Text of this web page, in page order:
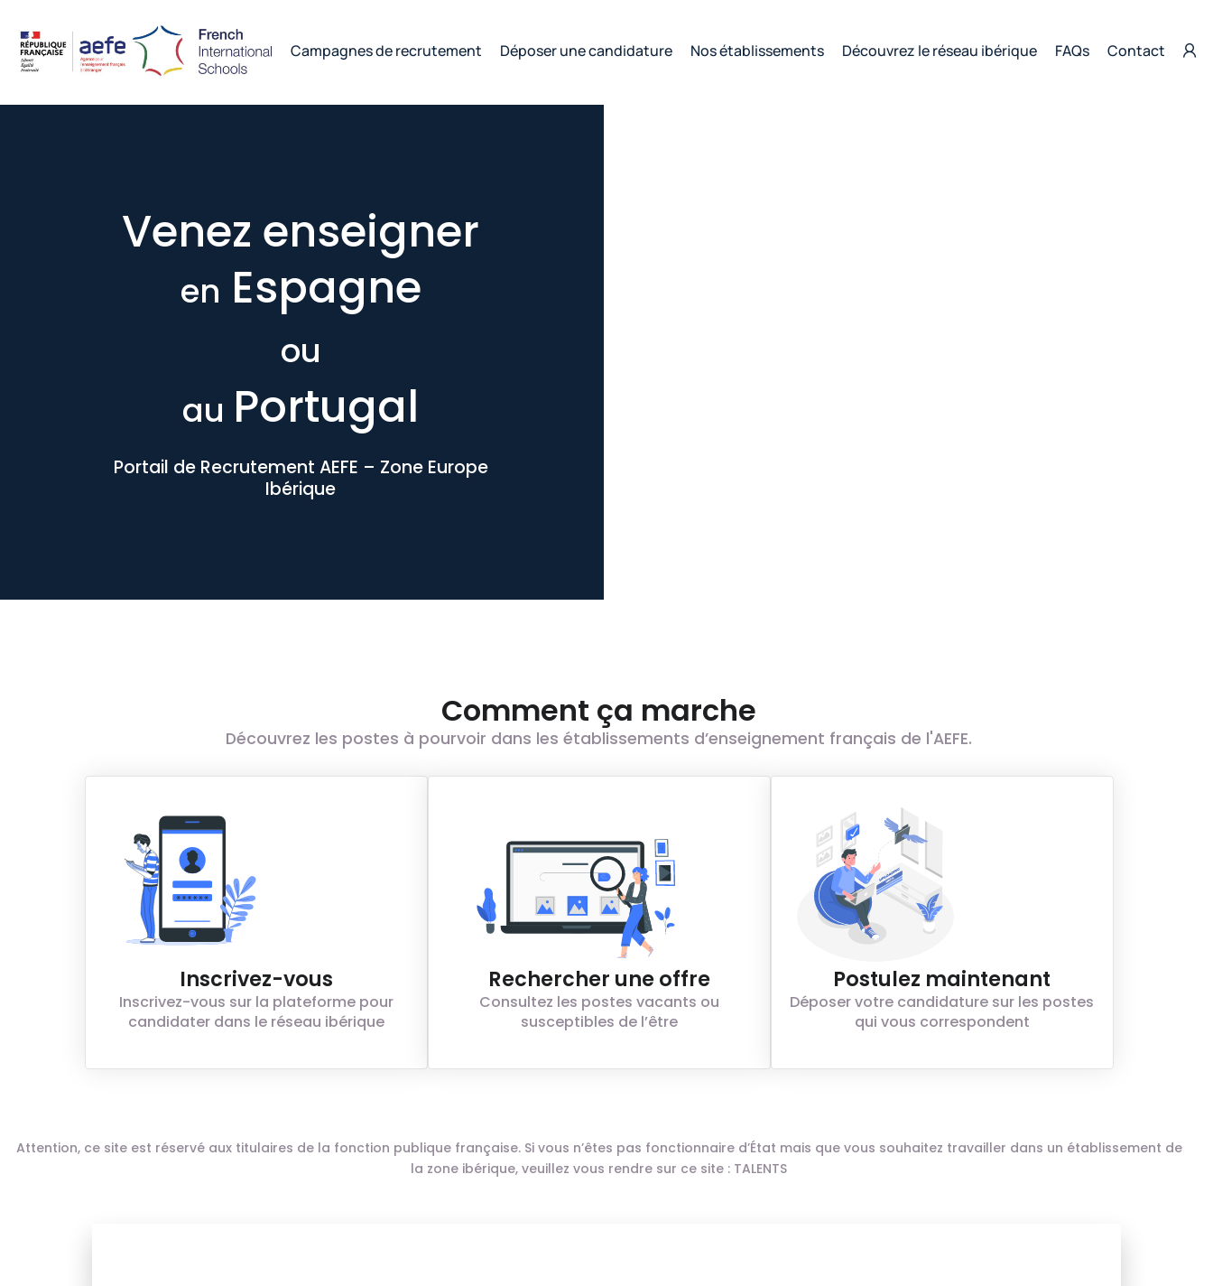
Campagnes de recrutement Déposer une candidature Nos établissements Découvrez le réseau ibérique FAQs Contact
Venez enseigner
en Espagne
ou
au Portugal
Portail de Recrutement AEFE – Zone Europe
Ibérique
Comment ça marche
Découvrez les postes à pourvoir dans les établissements d’enseignement français de l'AEFE.
Inscrivez-vous
Inscrivez-vous sur la plateforme pour
candidater dans le réseau ibérique
Rechercher une offre
Consultez les postes vacants ou
susceptibles de l’être
Postulez maintenant
Déposer votre candidature sur les postes
qui vous correspondent
Attention, ce site est réservé aux titulaires de la fonction publique française. Si vous n’êtes pas fonctionnaire d’État mais que vous souhaitez travailler dans un établissement de
la zone ibérique, veuillez vous rendre sur ce site : TALENTS